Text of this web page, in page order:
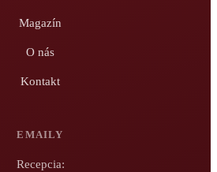
Magazín
O nás
Kontakt
EMAILY
Recepcia: